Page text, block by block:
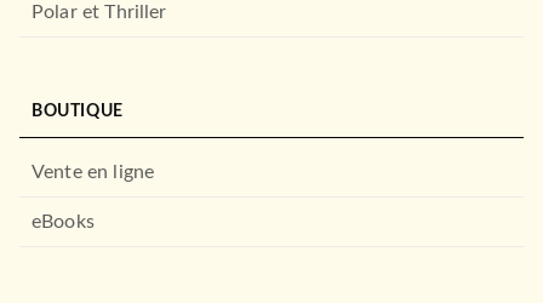
Des hommes qui lisent
Polar et Thriller
BOUTIQUE
Vente en ligne
eBooks